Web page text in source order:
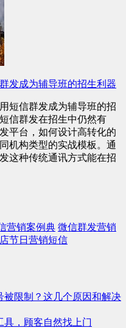
发成为辅导班的招生利器
短信群发成为辅导班的招
信群发在招生中仍然有
平台，如何设计高转化的
机构类型的实战模板。通
这种传统通讯方式能在招
营销案例典 微信群发营销
节日营销短信
被限制？这几个原因和解决
，顾客自然找上门